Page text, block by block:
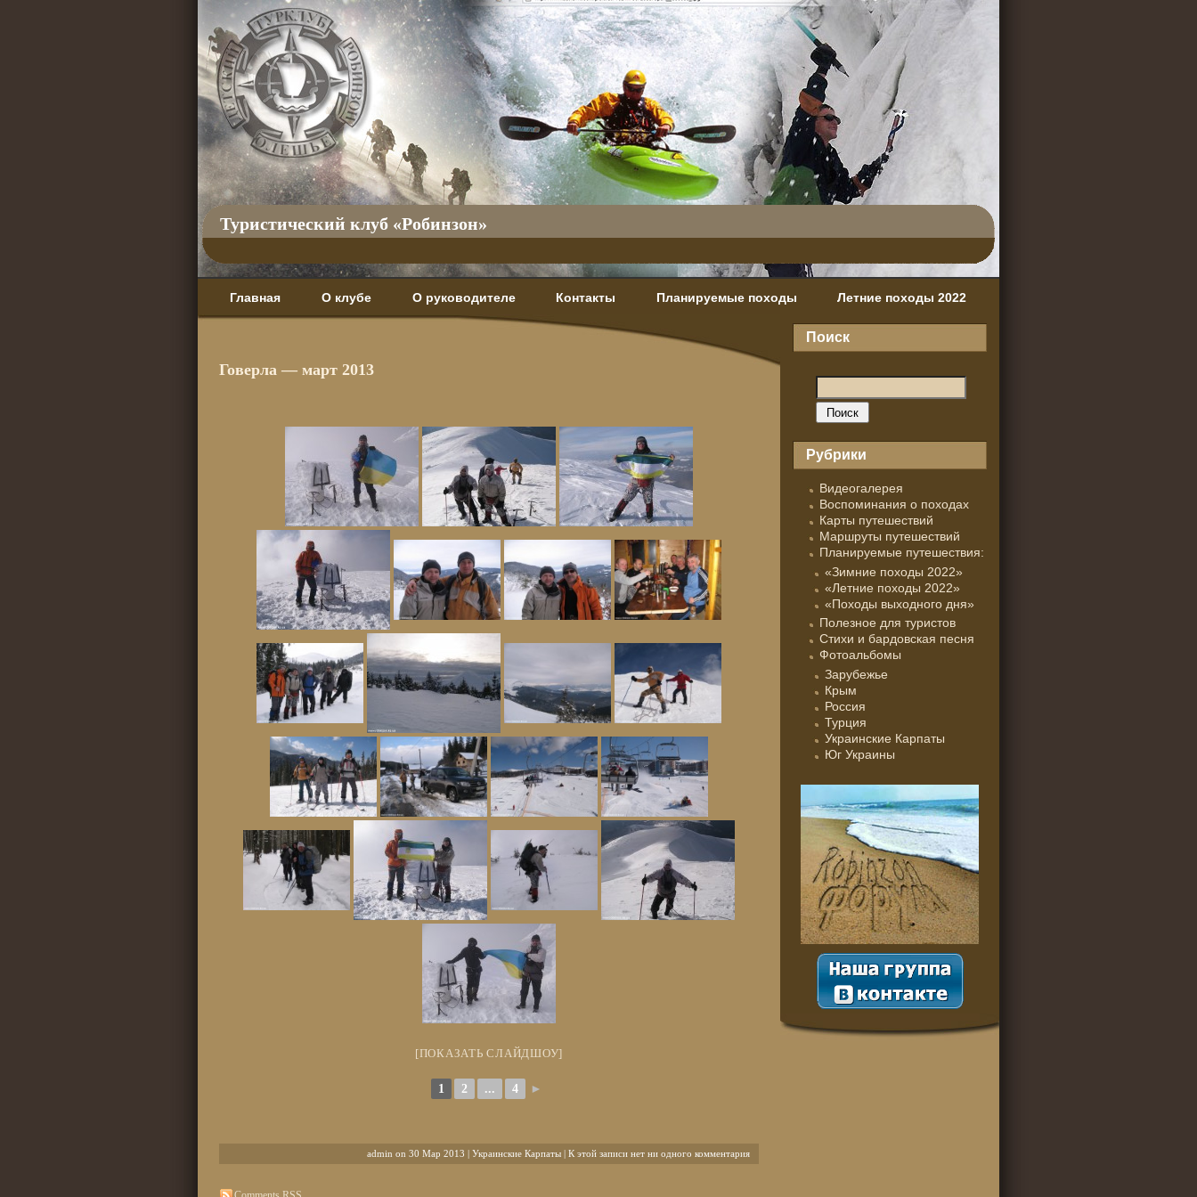
Туристический клуб «Робинзон»
Главная О клубе О руководителе Контакты Планируемые походы Летние походы 2022
Говерла — март 2013
[ПОКАЗАТЬ СЛАЙДШОУ]
1 2 ... 4 ►
admin on 30 Мар 2013 | Украинские Карпаты| К этой записи нет ни одного комментария
Поиск
Рубрики
Видеогалерея
Воспоминания о походах
Карты путешествий
Маршруты путешествий
Планируемые путешествия:
«Зимние походы 2022»
«Летние походы 2022»
«Походы выходного дня»
Полезное для туристов
Стихи и бардовская песня
Фотоальбомы
Зарубежье
Крым
Россия
Турция
Украинские Карпаты
Юг Украины